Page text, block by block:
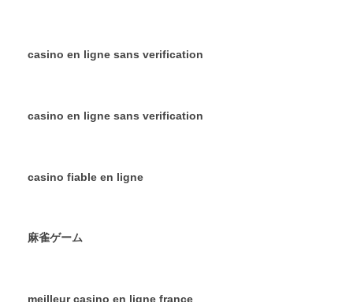
casino en ligne sans verification
casino en ligne sans verification
casino fiable en ligne
麻雀ゲーム
meilleur casino en ligne france